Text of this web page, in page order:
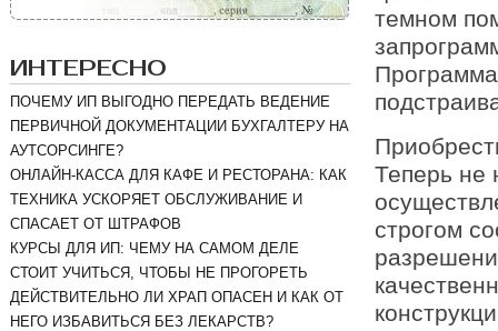
темном
Программа
Теперь не
строгом
ИНТЕРЕСНО
ПОЧЕМУ ИП ВЫГОДНО ПЕРЕДАТЬ ВЕДЕНИЕ
ПЕРВИЧНОЙ ДОКУМЕНТАЦИИ БУХГАЛТЕРУ НА
АУТСОРСИНГЕ?
ОНЛАЙН-КАССА ДЛЯ КАФЕ И РЕСТОРАНА: КАК
ТЕХНИКА УСКОРЯЕТ ОБСЛУЖИВАНИЕ И
СПАСАЕТ ОТ ШТРАФОВ
КУРСЫ ДЛЯ ИП: ЧЕМУ НА САМОМ ДЕЛЕ
СТОИТ УЧИТЬСЯ, ЧТОБЫ НЕ ПРОГОРЕТЬ
ДЕЙСТВИТЕЛЬНО ЛИ ХРАП ОПАСЕН И КАК ОТ
НЕГО ИЗБАВИТЬСЯ БЕЗ ЛЕКАРСТВ?